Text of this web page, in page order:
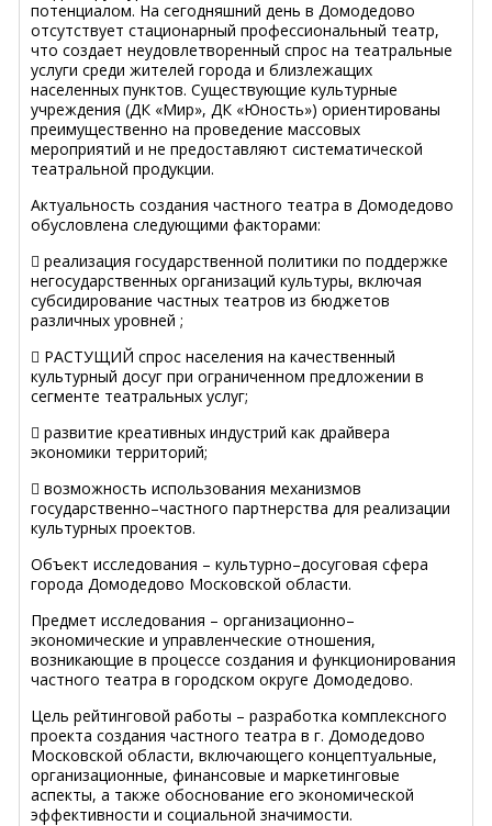
потенциалом. На сегодняшний день в Домодедово
отсутствует стационарный профессиональный театр,
что создает неудовлетворенный спрос на театральные
услуги среди жителей города и близлежащих
населенных пунктов. Существующие культурные
учреждения (ДК «Мир», ДК «Юность») ориентированы
преимущественно на проведение массовых
мероприятий и не предоставляют систематической
театральной продукции.
Актуальность создания частного театра в Домодедово
обусловлена следующими факторами:
 реализация государственной политики по поддержке
негосударственных организаций культуры, включая
субсидирование частных театров из бюджетов
различных уровней ;
 РАСТУЩИЙ спрос населения на качественный
культурный досуг при ограниченном предложении в
сегменте театральных услуг;
 развитие креативных индустрий как драйвера
экономики территорий;
 возможность использования механизмов
государственно–частного партнерства для реализации
культурных проектов.
Объект исследования – культурно–досуговая сфера
города Домодедово Московской области.
Предмет исследования – организационно–
экономические и управленческие отношения,
возникающие в процессе создания и функционирования
частного театра в городском округе Домодедово.
Цель рейтинговой работы – разработка комплексного
проекта создания частного театра в г. Домодедово
Московской области, включающего концептуальные,
организационные, финансовые и маркетинговые
аспекты, а также обоснование его экономической
эффективности и социальной значимости.